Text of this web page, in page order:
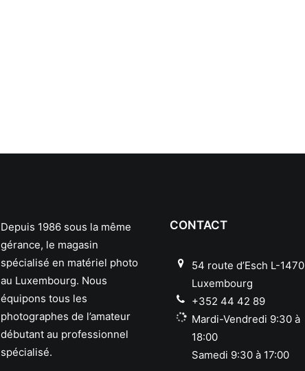
Depuis 1986 sous la même
gérance, le magasin
spécialisé en matériel photo
au Luxembourg. Nous
équipons tous les
photographes de l’amateur
débutant au professionnel
spécialisé.
CONTACT
54 route d’Esch L-1470
Luxembourg
+352 44 42 89
Mardi-Vendredi 9:30 à
18:00
Samedi 9:30 à 17:00